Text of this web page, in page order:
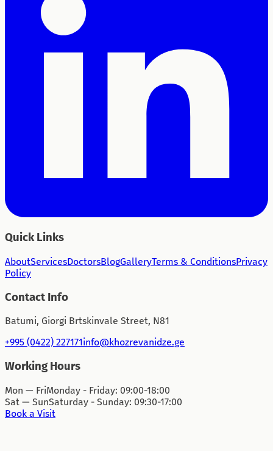
Quick Links
AboutServicesDoctorsBlogGalleryTerms & ConditionsPrivacy
Policy
Contact Info
Batumi, Giorgi Brtskinvale Street, N81
+995 (0422) 227171info@khozrevanidze.ge
Working Hours
Mon — FriMonday - Friday: 09:00-18:00
Sat — SunSaturday - Sunday: 09:30-17:00
Book a Visit